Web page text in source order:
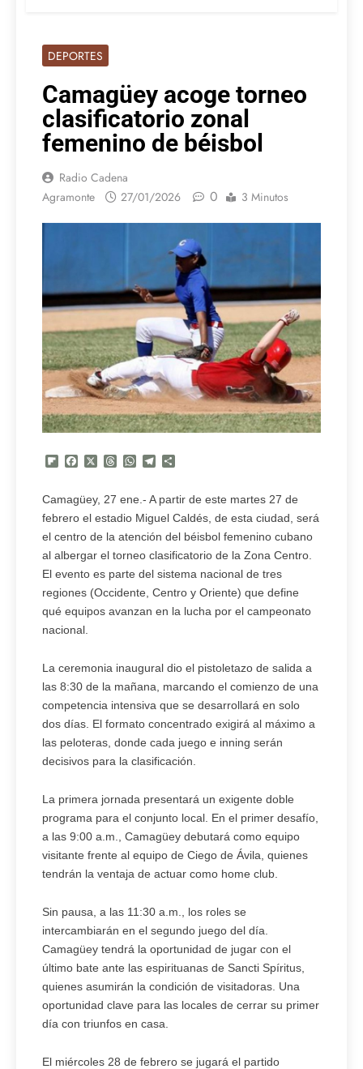
DEPORTES
Camagüey acoge torneo
clasificatorio zonal
femenino de béisbol
Radio Cadena
Agramonte
27/01/2026 0 3 Minutos
Flipboard
FacebookThreadsWhatsApp
Telegram
Camagüey, 27 ene.- A partir de este martes 27 de
febrero el estadio Miguel Caldés, de esta ciudad, será
el centro de la atención del béisbol femenino cubano
al albergar el torneo clasificatorio de la Zona Centro.
El evento es parte del sistema nacional de tres
regiones (Occidente, Centro y Oriente) que define
qué equipos avanzan en la lucha por el campeonato
nacional.
La ceremonia inaugural dio el pistoletazo de salida a
las 8:30 de la mañana, marcando el comienzo de una
competencia intensiva que se desarrollará en solo
dos días. El formato concentrado exigirá al máximo a
las peloteras, donde cada juego e inning serán
decisivos para la clasificación.
La primera jornada presentará un exigente doble
programa para el conjunto local. En el primer desafío,
a las 9:00 a.m., Camagüey debutará como equipo
visitante frente al equipo de Ciego de Ávila, quienes
tendrán la ventaja de actuar como home club.
Sin pausa, a las 11:30 a.m., los roles se
intercambiarán en el segundo juego del día.
Camagüey tendrá la oportunidad de jugar con el
último bate ante las espirituanas de Sancti Spíritus,
quienes asumirán la condición de visitadoras. Una
oportunidad clave para las locales de cerrar su primer
día con triunfos en casa.
El miércoles 28 de febrero se jugará el partido